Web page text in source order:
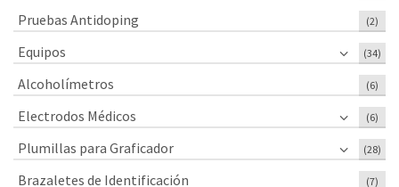
Pruebas Antidoping (2)
Equipos (34)
Alcoholímetros (6)
Electrodos Médicos (6)
Plumillas para Graficador (28)
Brazaletes de Identificación (7)